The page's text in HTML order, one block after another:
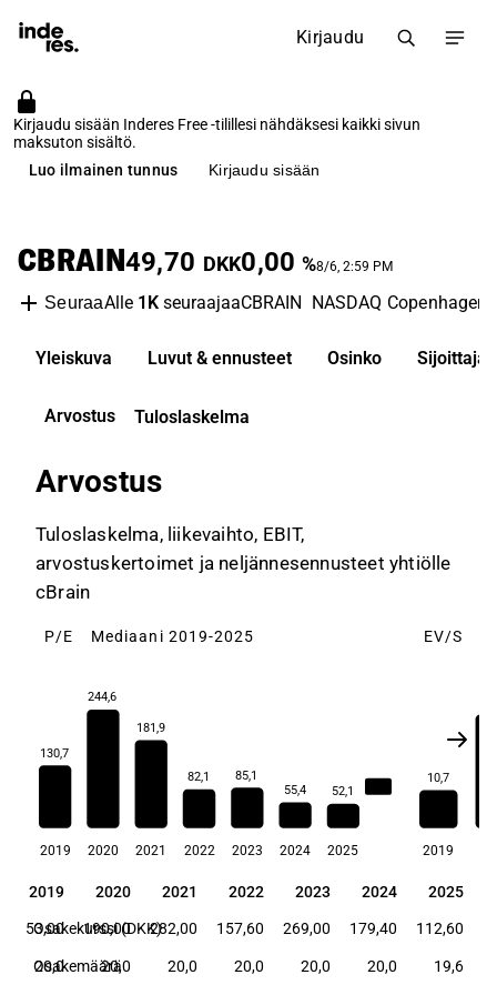
Kirjaudu
Kirjaudu sisään Inderes Free -tilillesi nähdäksesi kaikki sivun
maksuton sisältö.
Luo ilmainen tunnus
Kirjaudu sisään
CBRAIN49,70 DKK0,00 %8/6, 2:59 PM
SeuraaAlle 1KseuraajaaCBRAIN NASDAQ Copenhagen
Yleiskuva Luvut & ennusteet Osinko
Arvostus Tuloslaskelma
Arvostus
Tuloslaskelma, liikevaihto, EBIT,
arvostuskertoimet ja neljännesennusteet yhtiölle
cBrain
P/E Mediaani 2019-2025
130,7
244,6
181,9
82,1
85,1
55,4
52,1
2019 2020 2021 2022 2023 2024 2025
EV/S
10,7
2019
2019 2020 2021 2022 2023 2024 2025
2019 2020 2021 2022 2023 2024 2025
Osakekurssi (DKK)
53,00 190,00 282,00 157,60 269,00 179,40 112,60
Osakemäärä
20,0 20,0 20,0 20,0 20,0 20,0 19,6